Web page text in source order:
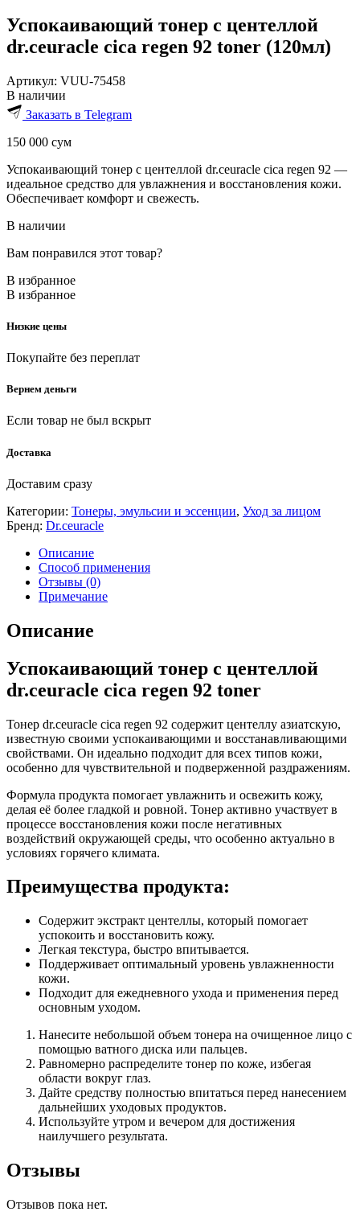
Успокаивающий тонер с центеллой
dr.ceuracle cica regen 92 toner (120мл)
Артикул: VUU-75458
В наличии
Заказать в Telegram
150 000 сум
Успокаивающий тонер с центеллой dr.ceuracle cica regen 92 —
идеальное средство для увлажнения и восстановления кожи.
Обеспечивает комфорт и свежесть.
В наличии
Вам понравился этот товар?
В избранное
В избранное
Низкие цены
Покупайте без переплат
Вернем деньги
Если товар не был вскрыт
Доставка
Доставим сразу
Категории: Тонеры, эмульсии и эссенции, Уход за лицом
Бренд: Dr.ceuracle
Описание
Способ применения
Отзывы (0)
Примечание
Описание
Успокаивающий тонер с центеллой
dr.ceuracle cica regen 92 toner
Тонер dr.ceuracle cica regen 92 содержит центеллу азиатскую,
известную своими успокаивающими и восстанавливающими
свойствами. Он идеально подходит для всех типов кожи,
особенно для чувствительной и подверженной раздражениям.
Формула продукта помогает увлажнить и освежить кожу,
делая её более гладкой и ровной. Тонер активно участвует в
процессе восстановления кожи после негативных
воздействий окружающей среды, что особенно актуально в
условиях горячего климата.
Преимущества продукта:
Содержит экстракт центеллы, который помогает
успокоить и восстановить кожу.
Легкая текстура, быстро впитывается.
Поддерживает оптимальный уровень увлажненности
кожи.
Подходит для ежедневного ухода и применения перед
основным уходом.
Нанесите небольшой объем тонера на очищенное лицо с
помощью ватного диска или пальцев.
Равномерно распределите тонер по коже, избегая
области вокруг глаз.
Дайте средству полностью впитаться перед нанесением
дальнейших уходовых продуктов.
Используйте утром и вечером для достижения
наилучшего результата.
Отзывы
Отзывов пока нет.